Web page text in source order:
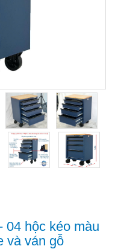
04 hộc kéo màu
và ván gỗ